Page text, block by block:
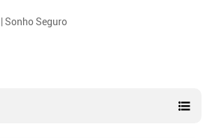
Sonho Seguro